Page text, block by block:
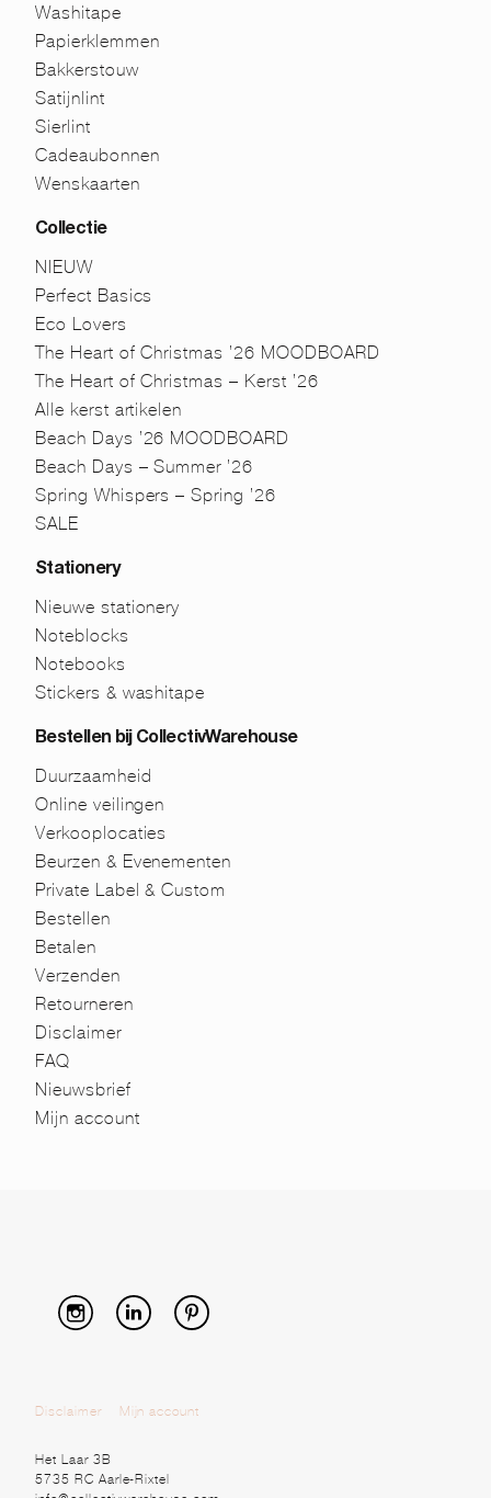
Washitape
Papierklemmen
Bakkerstouw
Satijnlint
Sierlint
Cadeaubonnen
Wenskaarten
Collectie
NIEUW
Perfect Basics
Eco Lovers
The Heart of Christmas ’26 MOODBOARD
The Heart of Christmas – Kerst ’26
Alle kerst artikelen
Beach Days ’26 MOODBOARD
Beach Days – Summer ’26
Spring Whispers – Spring ’26
SALE
Stationery
Nieuwe stationery
Noteblocks
Notebooks
Stickers & washitape
Bestellen bij CollectivWarehouse
Duurzaamheid
Online veilingen
Verkooplocaties
Beurzen & Evenementen
Private Label & Custom
Bestellen
Betalen
Verzenden
Retourneren
Disclaimer
FAQ
Nieuwsbrief
Mijn account
Disclaimer Mijn account
Het Laar 3B
5735 RC Aarle-Rixtel